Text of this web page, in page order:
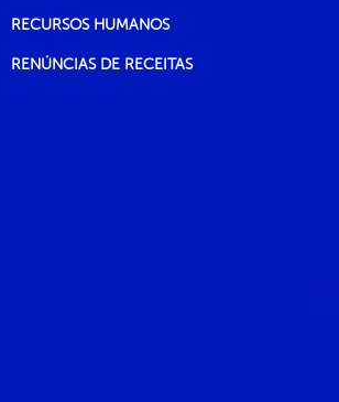
RECURSOS HUMANOS
RENÚNCIAS DE RECEITAS